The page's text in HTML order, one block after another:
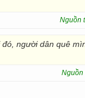
Nguồn
đó, người dân quê
Nguồn